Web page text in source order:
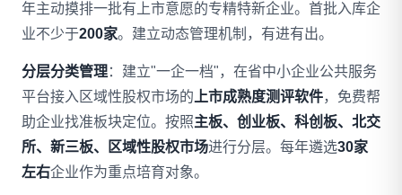
年主动摸排一批有上市意愿的专精特新企业。首批入库企
业不少于200家。建立动态管理机制，有进有出。
分层分类管理：建立"一企一档"，在省中小企业公共服务
平台接入区域性股权市场的 上市成熟度测评软件，免费帮
助企业找准板块定位。按照主板、创业板、科创板、北交
所、新三板、区域性股权市场进行分层。每年遴选30家
左右企业作为重点培育对象。